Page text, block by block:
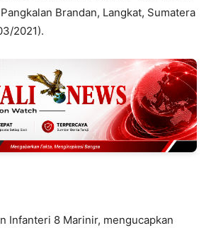
Brandan, Langkat, Sumatera
2021).
Infanteri 8 Marinir, mengucapkan